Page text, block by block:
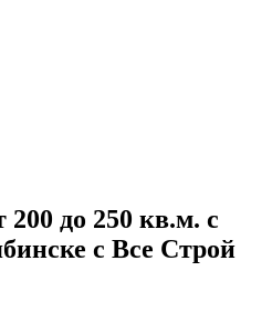
до 250 кв.м. с
с Все Строй